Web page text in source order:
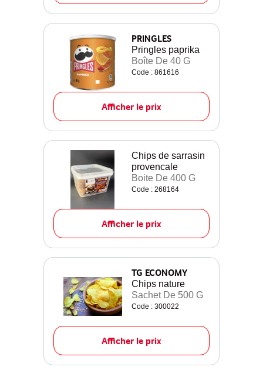
PRINGLES
Pringles paprika
Boîte De 40 G
Code : 861616
Afficher le prix
Chips de sarrasin
provencale
Boite De 400 G
Code : 268164
Afficher le prix
TG ECONOMY
Chips nature
Sachet De 500 G
Code : 300022
Afficher le prix